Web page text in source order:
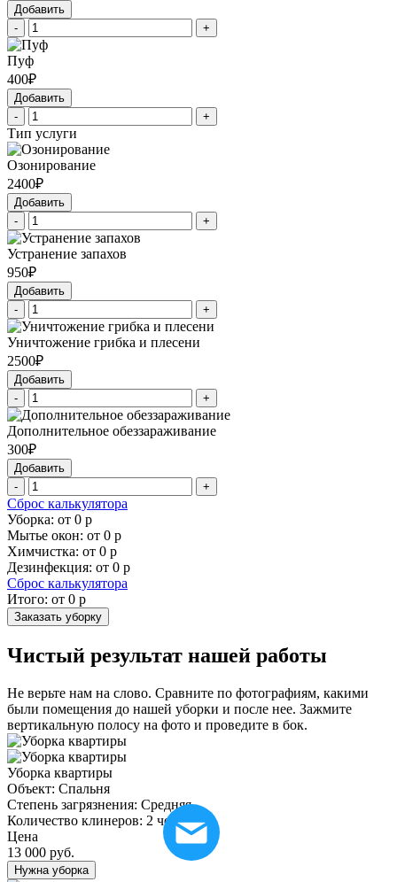
Добавить
-
+
Пуф
400₽
Добавить
-
+
Тип услуги
Озонирование
2400₽
Добавить
-
+
Устранение запахов
950₽
Добавить
-
+
Уничтожение грибка и плесени
2500₽
Добавить
-
+
Дополнительное обеззараживание
300₽
Добавить
-
+
Сброс калькулятора
Уборка: от 0 р
Мытье окон: от 0 р
Химчистка: от 0 р
Дезинфекция: от 0 р
Сброс калькулятора
Итого: от 0 р
Заказать уборку
Чистый результат нашей работы
Не верьте нам на слово. Сравните по фотографиям, какими
были помещения до нашей уборки и после нее. Зажмите
вертикальную полосу на фото и проведите в бок.
Уборка квартиры
Объект: Спальня
Степень загрязнения: Средняя
Количество клинеров: 2 человека
Цена
13 000 руб.
Нужна уборка